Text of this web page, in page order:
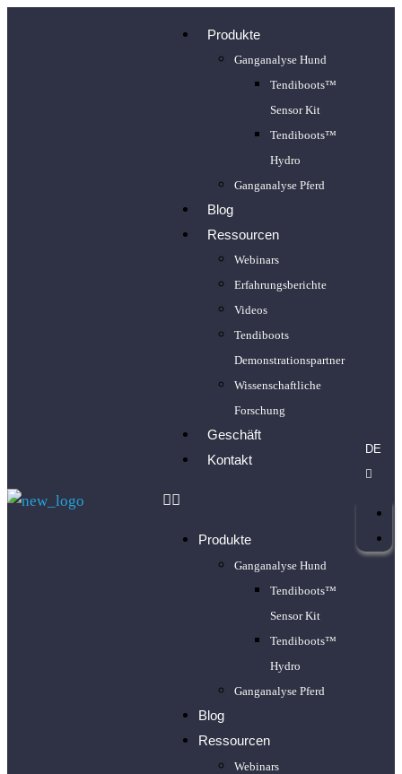
Produkte
Ganganalyse Hund
Tendiboots™
Sensor Kit
Tendiboots™
Hydro
Ganganalyse Pferd
Blog
Ressourcen
Webinars
Erfahrungsberichte
Videos
Tendiboots
Demonstrationspartner
Wissenschaftliche
Forschung
Geschäft
Kontakt
Produkte
Ganganalyse Hund
Tendiboots™
Sensor Kit
Tendiboots™
Hydro
Ganganalyse Pferd
Blog
Ressourcen
Webinars
DE